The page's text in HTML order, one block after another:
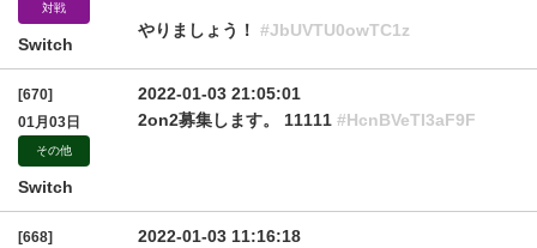
対戦
Switch
やりましょう！ #JbUVTU0owTC1z
[670]
01月03日
その他
Switch
2022-01-03 21:05:01
2on2募集します。 11111 #HcnBVeTI3aF9F
[668]
2022-01-03 11:16:18